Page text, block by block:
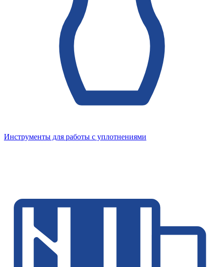
Инструменты для работы с уплотнениями